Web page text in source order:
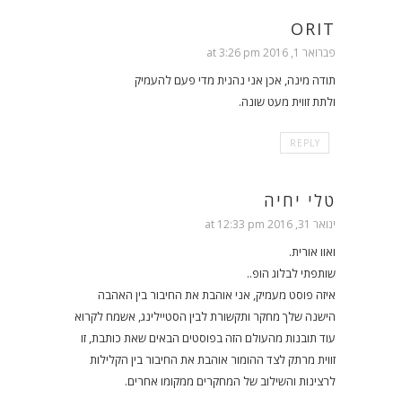
ORIT
פברואר 1, 2016 at 3:26 pm
תודה מינה, אכן אני נהנית מדי פעם להעמיק
ולתת זווית מעט שונה.
REPLY
טלי יחיה
ינואר 31, 2016 at 12:33 pm
ואוו אורית.
שותפתי לבלוג הופ..
איזה פוסט מעמיק, אני אוהבת את החיבור בין האהבה
הישנה שלך מחקר ותקשורת לבין הסטיילינג, אשמח לקרוא
עוד תובנות מהעולם הזה בפוסטים הבאים שאת כותבת, זו
זווית מרתק לצד ההומור אוהבת את החיבור בין הקלילות
לרצינות והשילוב של המחקרים ממקומו אחרים.